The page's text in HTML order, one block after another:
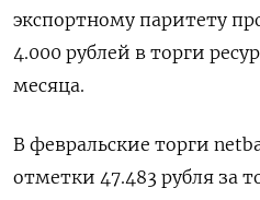
экспортному паритету
4.000 рублей в торги
месяца.
В февральские торги
отметки 47.483 рубля за